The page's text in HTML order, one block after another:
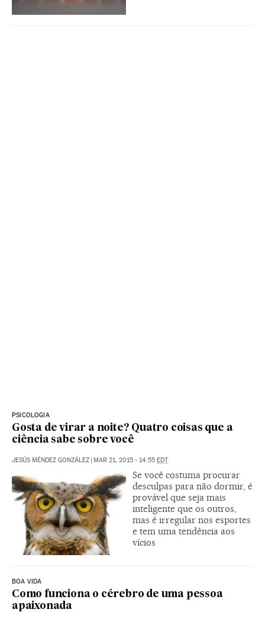
PSICOLOGIA
Gosta de virar a noite? Quatro coisas que a
ciência sabe sobre você
JESÚS MÉNDEZ GONZÁLEZ MAR 21, 2015 - 14:55 EDT
Se você costuma procurar
desculpas para não dormir, é
provável que seja mais
inteligente que os outros,
mas é irregular nos esportes
e tem uma tendência aos
vícios
BOA VIDA
Como funciona o cérebro de uma pessoa
apaixonada